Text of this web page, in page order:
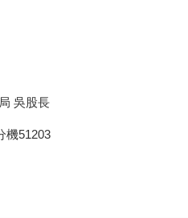
吳股長
機51203